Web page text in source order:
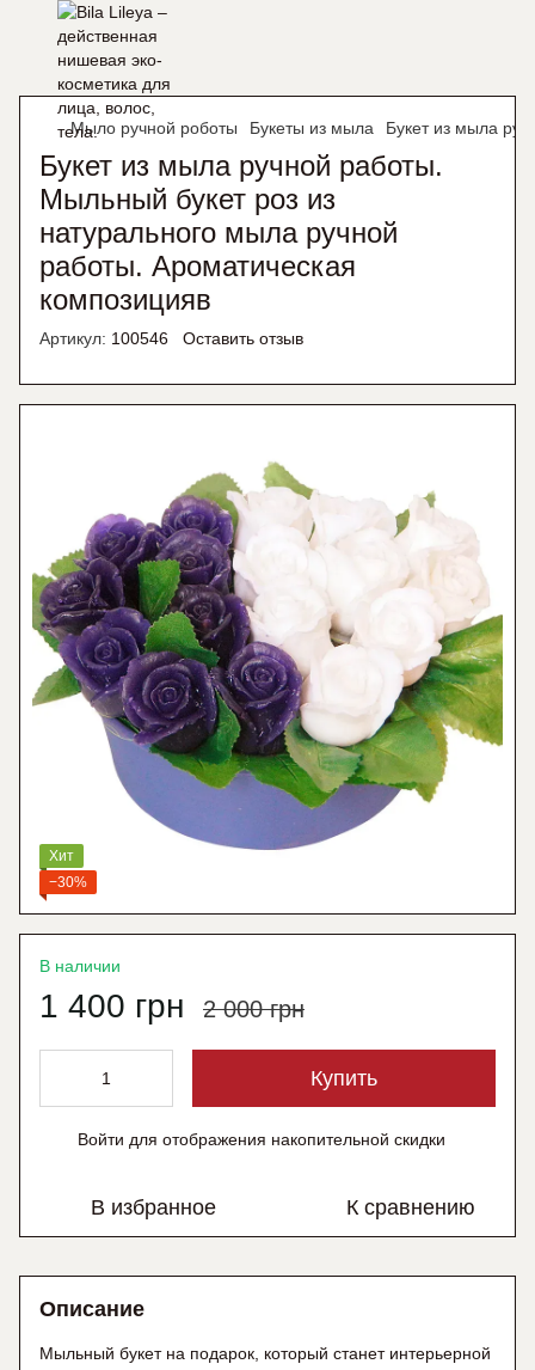
Мыло ручной роботы Букеты из мыла Букет из мыла
Букет из мыла ручной работы.
Мыльный букет роз из
натурального мыла ручной
работы. Ароматическая
композицияв
Артикул: 100546 Оставить отзыв
Хит
−30%
В наличии
1 400 грн 2 000 грн
Купить
Войти для отображения накопительной скидки
В избранное К сравнению
Описание
Мыльный букет на подарок, который станет интерьерной